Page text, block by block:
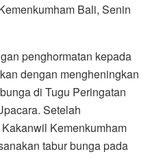
Bali, Senin
penghormatan kepada
dengan mengheningkan
di Tugu Peringatan
Setelah
Kemenkumham
tabur bunga pada